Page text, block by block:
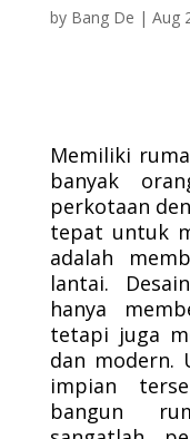
by Bang De | Aug
Memiliki
banyak
perkotaan
tepat untuk
adalah
lantai.
hanya
tetapi juga
dan modern.
impian
bangun